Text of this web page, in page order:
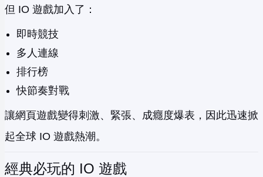
但 IO 遊戲加入了：
即時競技
多人連線
排行榜
快節奏對戰
讓網頁遊戲變得刺激、緊張、成癮度爆表，因此迅速掀
起全球 IO 遊戲熱潮。
經典必玩的 IO 遊戲